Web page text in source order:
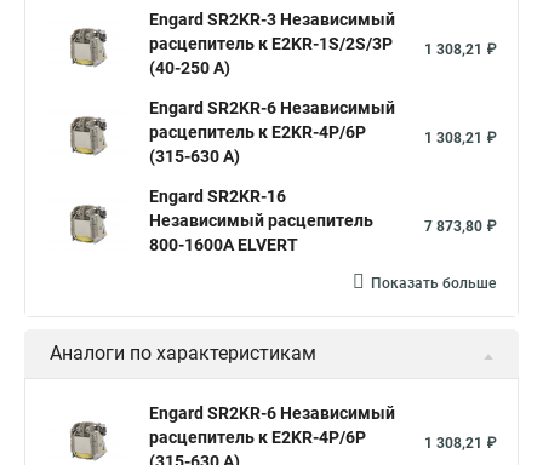
Engard SR2KR-3 Независимый
расцепитель к E2KR-1S/2S/3P
(40-250 A)
1 308,21 ₽
Engard SR2KR-6 Независимый
расцепитель к E2KR-4P/6P
(315-630 А)
1 308,21 ₽
Engard SR2KR-16
Независимый расцепитель
800-1600А ELVERT
7 873,80 ₽
Показать больше
Аналоги по характеристикам
Engard SR2KR-6 Независимый
расцепитель к E2KR-4P/6P
1 308,21 ₽